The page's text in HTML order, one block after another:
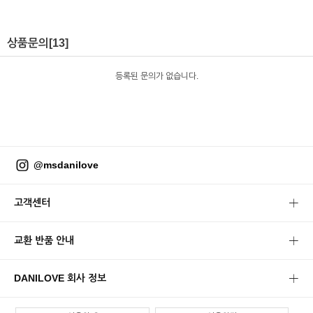
상품문의 [13]
등록된 문의가 없습니다.
@msdanilove
고객센터
교환 반품 안내
DANILOVE 회사 정보